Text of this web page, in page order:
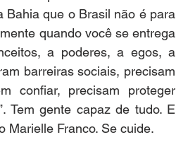
Bahia que o Brasil não é para
quando você se entrega
a poderes, a egos, a
barreiras sociais, precisam
confiar, precisam proteger
Tem gente capaz de tudo. E
Marielle Franco. Se cuide.